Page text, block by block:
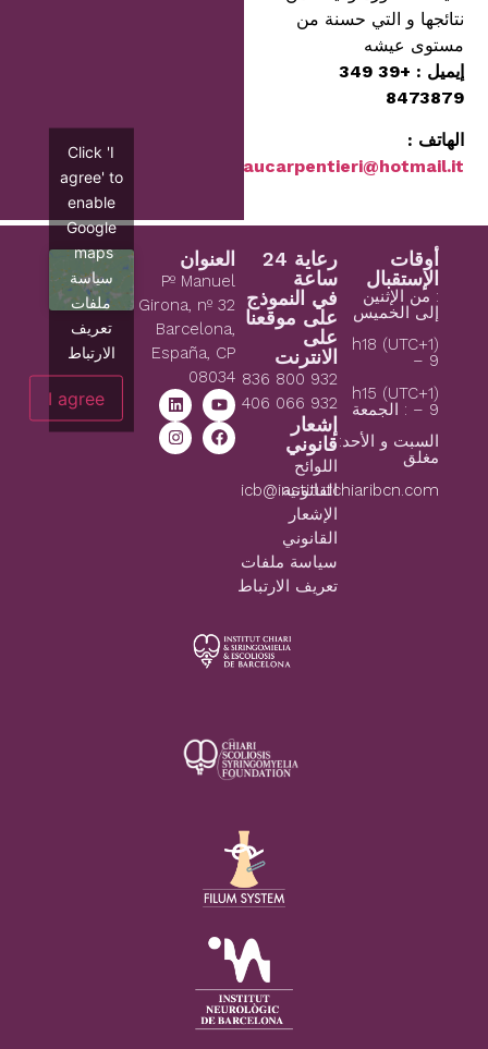
نتائجها و التي حسنة من
مستوى عيشه
إيميل : +39 349
8473879
الهاتف :
maucarpentieri@hotmail.it
أوقات
الإستقبال
: من الإثنين
إلى الخميس
(1+UTC) h18
– 9
(1+UTC) h15
– 9 : الجمعة
السبت و الأحد:
مغلق
icb@institutchiaribcn.com
رعاية 24
ساعة
في النموذج
على موقعنا
على
الانترنت
932 800 836
932 066 406
إشعار
قانوني
اللوائح
القانونية
الإشعار
القانوني
سياسة ملفات
تعريف الارتباط
العنوان
Pº Manuel
Girona, nº 32
Barcelona,
España, CP
08034
Click 'I
agree' to
enable
Google
maps
سياسة
ملفات
تعريف
الارتباط
I agree